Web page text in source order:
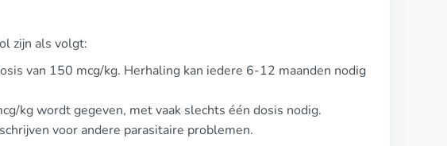
zijn als volgt:
van 150 mcg/kg. Herhaling kan iedere 6-12 maanden nodig
kg wordt gegeven, met vaak slechts één dosis nodig.
voor andere parasitaire problemen.